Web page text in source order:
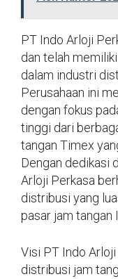
PT Indo Arloji
dan telah
dalam industri
Perusahaan ini
dengan fokus
tinggi dari
tangan Timex
Dengan dedikasi
Arloji Perkasa
distribusi yang
pasar jam tangan
Visi PT Indo
distribusi jam